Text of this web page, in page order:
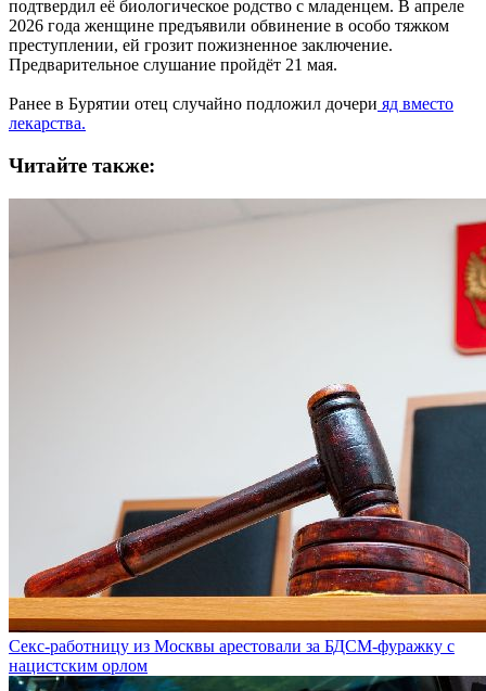
подтвердил её биологическое родство с младенцем. В апреле
2026 года женщине предъявили обвинение в особо тяжком
преступлении, ей грозит пожизненное заключение.
Предварительное слушание пройдёт 21 мая.
Ранее в Бурятии отец случайно подложил дочери яд вместо
лекарства.
Читайте также:
Секс-работницу из Москвы арестовали за БДСМ-фуражку с
нацистским орлом